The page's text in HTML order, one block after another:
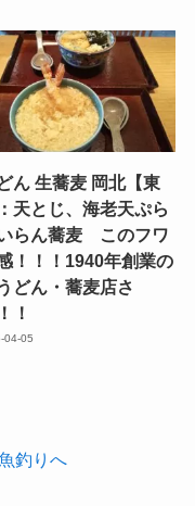
ん 生蕎麦 岡北【東
天とじ、海老天ぷら
らん蕎麦 このフワ
！！！1940年創業の
どん・蕎麦店さ
！
04-05